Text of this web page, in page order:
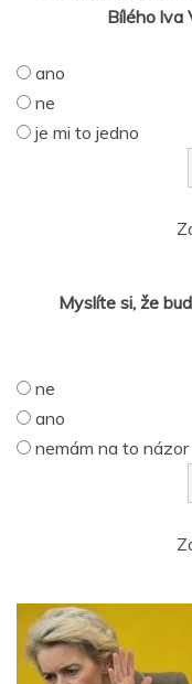
Bílého lva
ano
ne
je mi to jedno
Myslíte si, že
ne
ano
nemám na to názor